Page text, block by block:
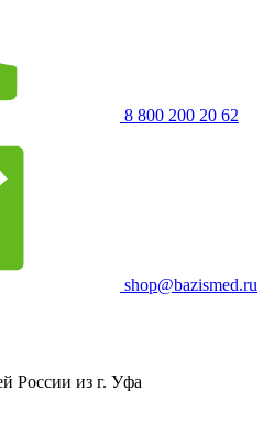
8 800 200 20 62
shop@bazismed.ru
России из г. Уфа